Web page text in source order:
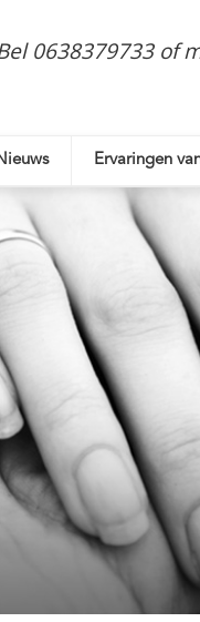
0638379733 of
Ervaringen